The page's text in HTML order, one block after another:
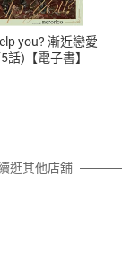
者保護法七日猶
者保護法及通訊交
事適用準則，依商
。詳細退換貨說明
you? 漸近戀愛
話)【電子書】
逛其他店舖